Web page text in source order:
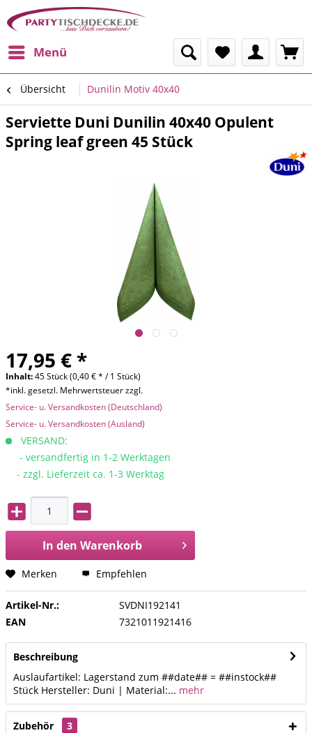
Menü
Übersicht Dunilin Motiv 40x40
Serviette Duni Dunilin 40x40 Opulent
Spring leaf green 45 Stück
17,95 € *
Inhalt:45 Stück (0,40 € * / 1 Stück)
*inkl. gesetzl. Mehrwertsteuer zzgl.
Service- u. Versandkosten (Deutschland)
Service- u. Versandkosten (Ausland)
VERSAND:
- versandfertig in 1-2 Werktagen
- zzgl. Lieferzeit ca. 1-3 Werktag
In den Warenkorb
Merken Empfehlen
Artikel-Nr.:
SVDNI192141
EAN
7321011921416
Beschreibung
Auslaufartikel: Lagerstand zum ##date## = ##instock##
Stück Hersteller: Duni | Material:... mehr
Zubehör 3